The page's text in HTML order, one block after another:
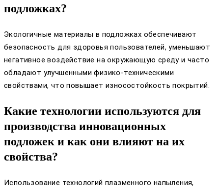
подложках?
Экологичные материалы в подложках обеспечивают
безопасность для здоровья пользователей, уменьшают
негативное воздействие на окружающую среду и часто
обладают улучшенными физико-техническими
свойствами, что повышает износостойкость покрытий.
Какие технологии используются для
производства инновационных
подложек и как они влияют на их
свойства?
Использование технологий плазменного напыления,